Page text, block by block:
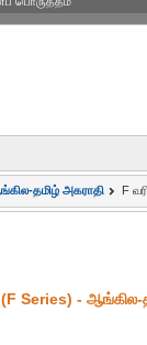
தமிழ் அகராதி F
Series) - ஆங்கில-